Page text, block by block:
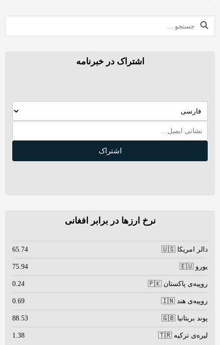
اشتراک در خبرنامه
اشتراک
نرخ ارزها در برابر افغانی
دالر امریکا 🇺🇸 65.74
یورو 🇪🇺 75.94
روپیه‌ی پاکستان 🇵🇰 0.24
روپیه‌ی هند 🇮🇳 0.69
پوند بریتانیا 🇬🇧 88.53
لیره‌ی ترکیه 🇹🇷 1.38